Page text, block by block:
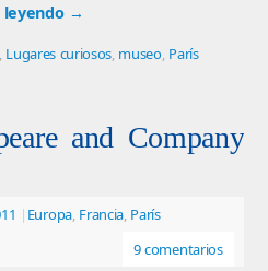
leyendo →
Lugares curiosos, museo, París
and Company
| Europa, Francia, París
9 comentarios